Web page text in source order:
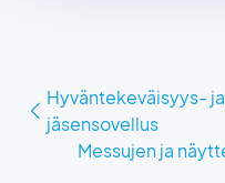
Hyväntekeväisyys-
jäsensovellus
Messujen ja